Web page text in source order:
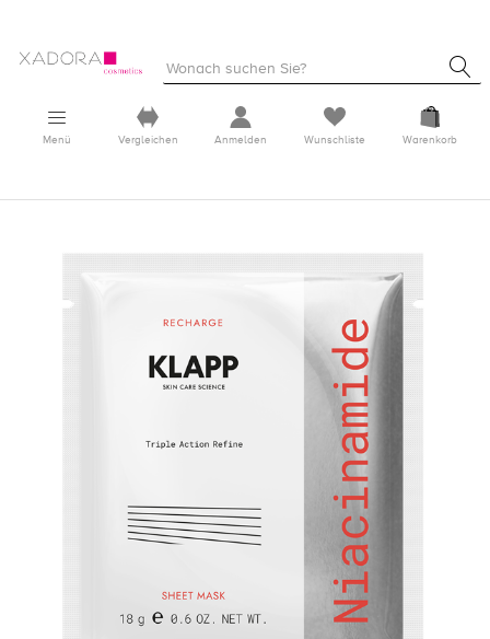
Menü Vergleichen Anmelden Wunschliste Warenkorb